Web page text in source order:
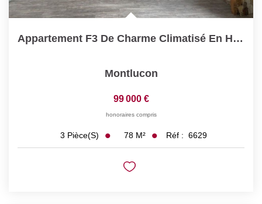
Appartement F3 De Charme Climatisé En Hyper Centre De...
Montlucon
99 000 €
honoraires compris
3 Pièce(s) 78 M² Réf : 6629